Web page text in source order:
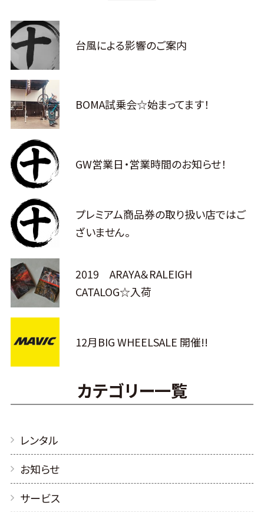
台風による影響のご案内
BOMA試乗会☆始まってます！
GW営業日・営業時間のお知らせ！
プレミアム商品券の取り扱い店ではご
ざいません。
2019 ARAYA＆RALEIGH
CATALOG☆入荷
12月BIG WHEELSALE 開催!!
カテゴリー一覧
レンタル
お知らせ
サービス